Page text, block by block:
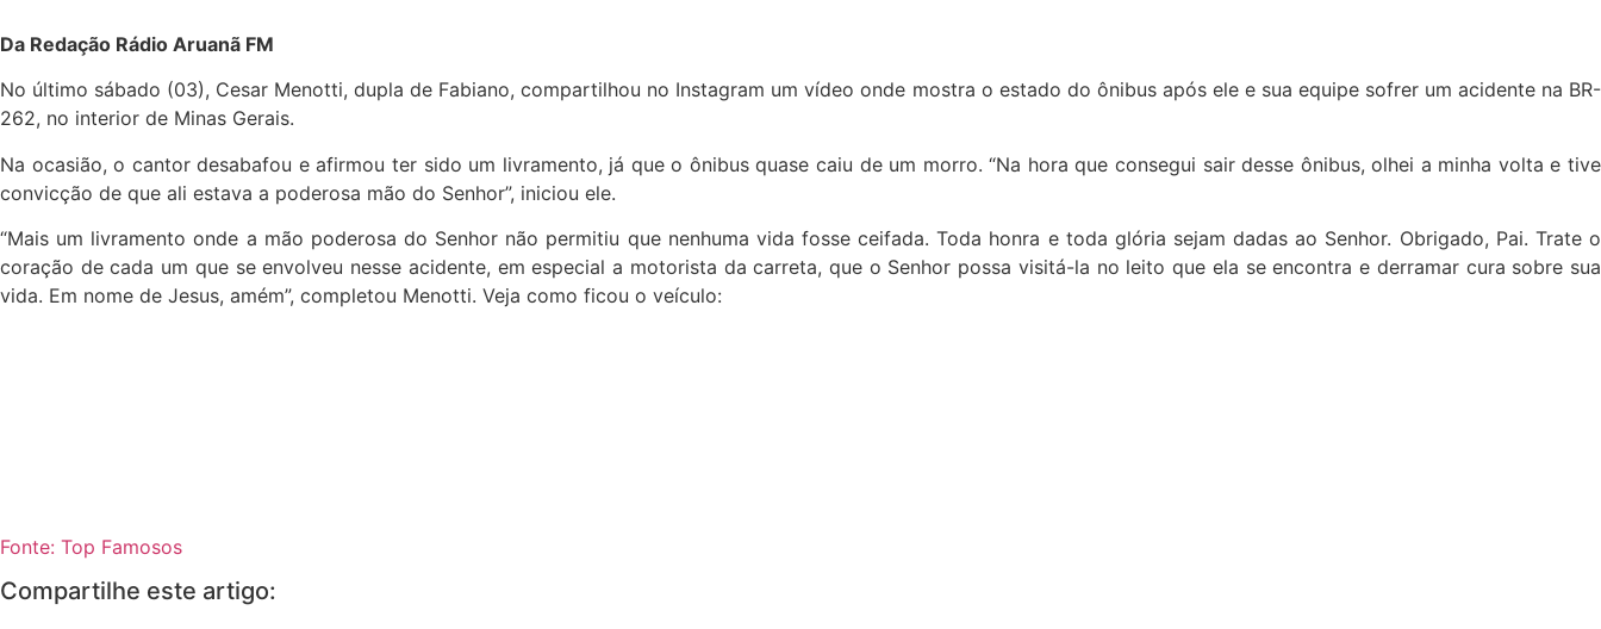
Da Redação Rádio Aruanã FM
No último sábado (03), Cesar Menotti, dupla de Fabiano, compartilhou no Instagram um vídeo onde mostra o estado do ônibus após ele e sua equipe sofrer um acidente na BR-
262, no interior de Minas Gerais.
Na ocasião, o cantor desabafou e afirmou ter sido um livramento, já que o ônibus quase caiu de um morro. “Na hora que consegui sair desse ônibus, olhei a minha volta e tive
convicção de que ali estava a poderosa mão do Senhor”, iniciou ele.
“Mais um livramento onde a mão poderosa do Senhor não permitiu que nenhuma vida fosse ceifada. Toda honra e toda glória sejam dadas ao Senhor. Obrigado, Pai. Trate o
coração de cada um que se envolveu nesse acidente, em especial a motorista da carreta, que o Senhor possa visitá-la no leito que ela se encontra e derramar cura sobre sua
vida. Em nome de Jesus, amém”, completou Menotti. Veja como ficou o veículo:
Fonte: Top Famosos
Compartilhe este artigo: